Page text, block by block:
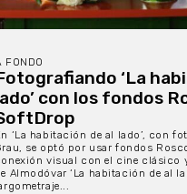
FONDO
‘La
con los fondos
‘La habitación de al lado’, con
se optó por usar fondos
visual con el cine clásico
Almodóvar ‘La habitación de al